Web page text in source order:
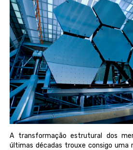
A transformação estrutural dos
últimas décadas trouxe consigo uma